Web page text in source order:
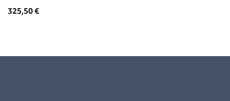
325,50€